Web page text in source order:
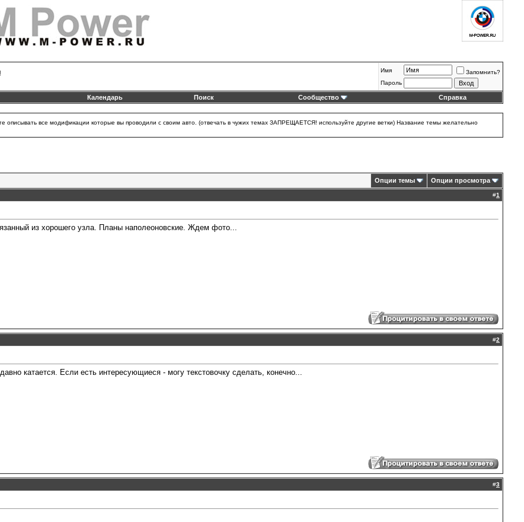
Имя
Запомнить?
Пароль
Календарь Поиск Сообщество Справка
описывать все модификации которые вы проводили с своим авто. (отвечать в чужих темах ЗАПРЕЩАЕТСЯ! используйте другие ветки) Название темы желательно
Опции темы Опции просмотра
#1
из хорошего узла. Планы наполеоновские. Ждем фото...
#2
катается. Если есть интересующиеся - могу текстовочку сделать, конечно...
#3